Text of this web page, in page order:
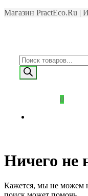
Магазин PractEco.Ru |
0
Ничего не
Кажется, мы не можем